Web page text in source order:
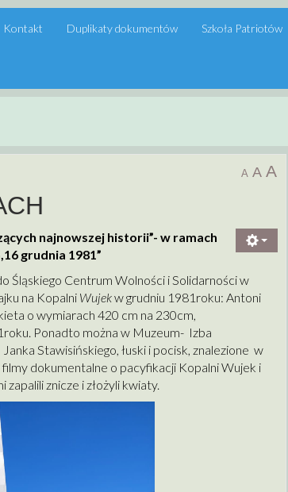
Kontakt Duplikaty dokumentów Szkoła Patriotów
A A A
najnowszej historii”- w ramach
grudnia 1981”
Śląskiego Centrum Wolności i Solidarności w
na Kopalni Wujekw grudniu 1981roku: Antoni
o wymiarach 420 cm na 230cm,
Ponadto można w Muzeum- Izba
Stawisińskiego, łuski i pocisk, znalezione w
dokumentalne o pacyfikacji Kopalni Wujek i
znicze i złożyli kwiaty.